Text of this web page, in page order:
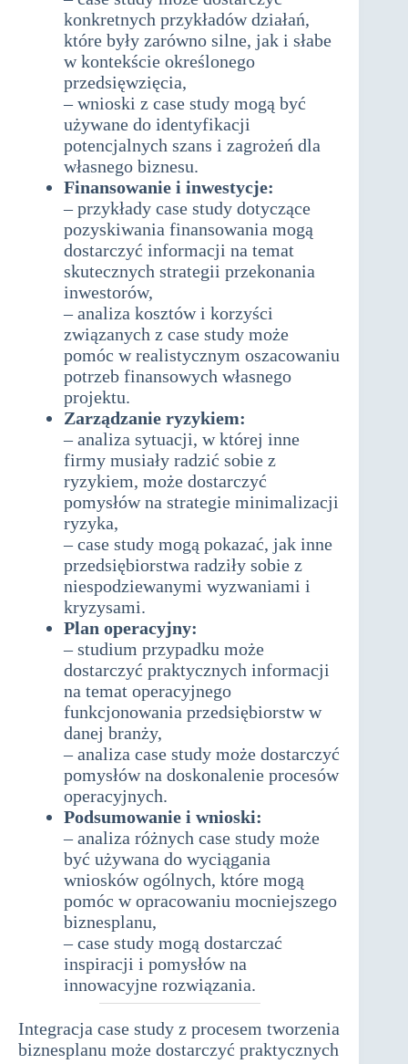
konkretnych przykładów działań,
które były zarówno silne, jak i słabe
w kontekście określonego
przedsięwzięcia,
– wnioski z case study mogą być
używane do identyfikacji
potencjalnych szans i zagrożeń dla
własnego biznesu.
Finansowanie i inwestycje:
– przykłady case study dotyczące
pozyskiwania finansowania mogą
dostarczyć informacji na temat
skutecznych strategii przekonania
inwestorów,
– analiza kosztów i korzyści
związanych z case study może
pomóc w realistycznym oszacowaniu
potrzeb finansowych własnego
projektu.
Zarządzanie ryzykiem:
– analiza sytuacji, w której inne
firmy musiały radzić sobie z
ryzykiem, może dostarczyć
pomysłów na strategie minimalizacji
ryzyka,
– case study mogą pokazać, jak inne
przedsiębiorstwa radziły sobie z
niespodziewanymi wyzwaniami i
kryzysami.
Plan operacyjny:
– studium przypadku może
dostarczyć praktycznych informacji
na temat operacyjnego
funkcjonowania przedsiębiorstw w
danej branży,
– analiza case study może dostarczyć
pomysłów na doskonalenie procesów
operacyjnych.
Podsumowanie i wnioski:
– analiza różnych case study może
być używana do wyciągania
wniosków ogólnych, które mogą
pomóc w opracowaniu mocniejszego
biznesplanu,
– case study mogą dostarczać
inspiracji i pomysłów na
innowacyjne rozwiązania.
Integracja case study z procesem tworzenia
biznesplanu może dostarczyć praktycznych